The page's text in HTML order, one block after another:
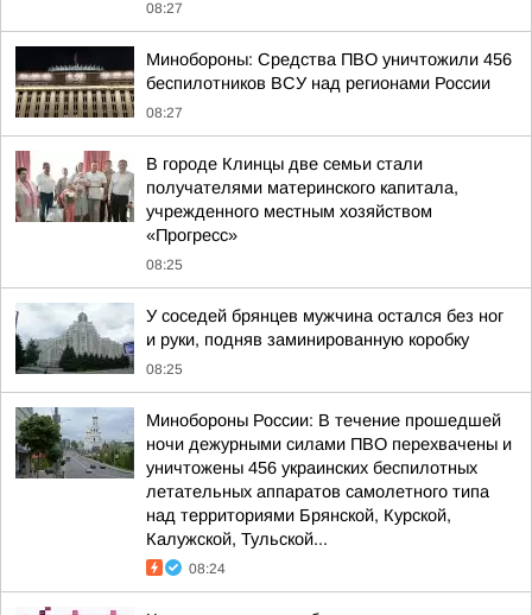
08:27
Минобороны: Средства ПВО уничтожили 456
беспилотников ВСУ над регионами России
08:27
В городе Клинцы две семьи стали
получателями материнского капитала,
учрежденного местным хозяйством
«Прогресс»
08:25
У соседей брянцев мужчина остался без ног
и руки, подняв заминированную коробку
08:25
Минобороны России: В течение прошедшей
ночи дежурными силами ПВО перехвачены и
уничтожены 456 украинских беспилотных
летательных аппаратов самолетного типа
над территориями Брянской, Курской,
Калужской, Тульской...
08:24